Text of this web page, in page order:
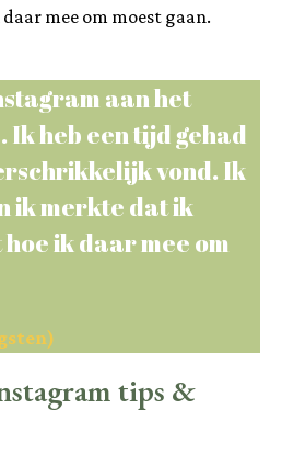
mee om moest gaan.
aan het
heb een tijd gehad
vond. Ik
ik merkte dat ik
ik daar mee om
tips &